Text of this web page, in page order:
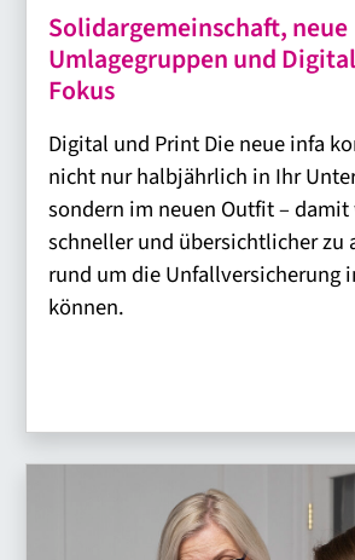
Solidargemeinschaft, neue
Umlagegruppen und
Fokus
Digital und Print Die neue infa
nicht nur halbjährlich in Ihr
sondern im neuen Outfit – damit
schneller und übersichtlicher zu
rund um die Unfallversicherung
können.